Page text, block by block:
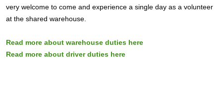
very welcome to come and experience a single day as a volunteer
at the shared warehouse.
Read more about warehouse duties here
Read more about driver duties here